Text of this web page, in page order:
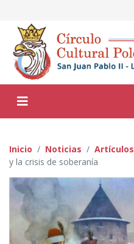
Inicio Noticias Artículos
y la crisis de soberanía